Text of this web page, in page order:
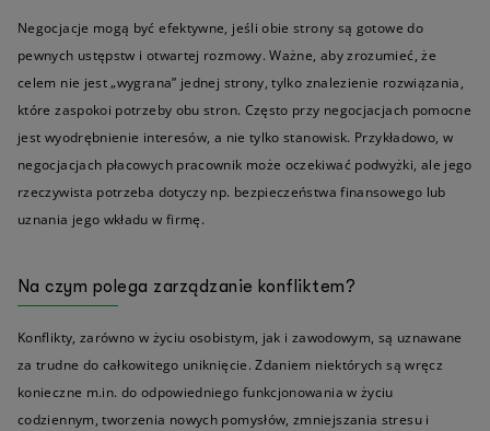
Negocjacje mogą być efektywne, jeśli obie strony są gotowe do
pewnych ustępstw i otwartej rozmowy. Ważne, aby zrozumieć, że
celem nie jest „wygrana” jednej strony, tylko znalezienie rozwiązania,
które zaspokoi potrzeby obu stron. Często przy negocjacjach pomocne
jest wyodrębnienie interesów, a nie tylko stanowisk. Przykładowo, w
negocjacjach płacowych pracownik może oczekiwać podwyżki, ale jego
rzeczywista potrzeba dotyczy np. bezpieczeństwa finansowego lub
uznania jego wkładu w firmę.
Na czym polega zarządzanie konfliktem?
Konflikty, zarówno w życiu osobistym, jak i zawodowym, są uznawane
za trudne do całkowitego uniknięcie. Zdaniem niektórych są wręcz
konieczne m.in. do odpowiedniego funkcjonowania w życiu
codziennym, tworzenia nowych pomysłów, zmniejszania stresu i